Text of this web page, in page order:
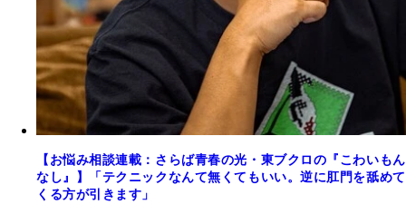
【お悩み相談連載：さらば青春の光・東ブクロの『こわいもん
なし』】「テクニックなんて無くてもいい。逆に肛門を舐めて
くる方が引きます」